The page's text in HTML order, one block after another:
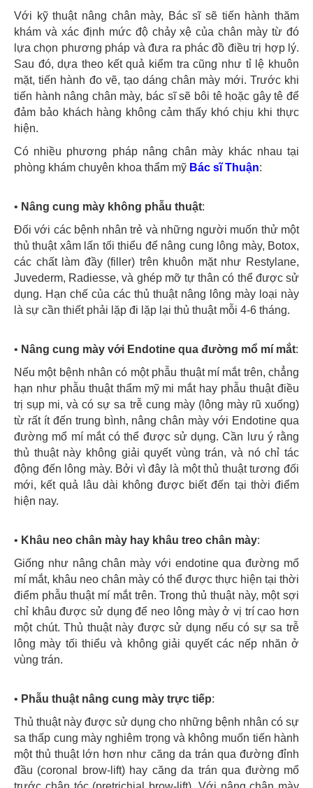
Với kỹ thuật nâng chân mày, Bác sĩ sẽ tiến hành thăm
khám và xác định mức độ chảy xệ của chân mày từ đó
lựa chọn phương pháp và đưa ra phác đồ điều trị hợp lý.
Sau đó, dựa theo kết quả kiểm tra cũng như tỉ lệ khuôn
mặt, tiến hành đo vẽ, tạo dáng chân mày mới. Trước khi
tiến hành nâng chân mày, bác sĩ sẽ bôi tê hoặc gây tê để
đảm bảo khách hàng không cảm thấy khó chịu khi thực
hiện.
Có nhiều phương pháp nâng chân mày khác nhau tại
phòng khám chuyên khoa thẩm mỹ Bác sĩ Thuận:
• Nâng cung mày không phẫu thuật:
Đối với các bệnh nhân trẻ và những người muốn thử một
thủ thuật xâm lấn tối thiểu để nâng cung lông mày, Botox,
các chất làm đầy (filler) trên khuôn mặt như Restylane,
Juvederm, Radiesse, và ghép mỡ tự thân có thể được sử
dụng. Hạn chế của các thủ thuật nâng lông mày loại này
là sự cần thiết phải lặp đi lặp lại thủ thuật mỗi 4-6 tháng.
• Nâng cung mày với Endotine qua đường mổ mí mắt:
Nếu một bệnh nhân có một phẫu thuật mí mắt trên, chẳng
hạn như phẫu thuật thẩm mỹ mi mắt hay phẫu thuật điều
trị sụp mi, và có sự sa trễ cung mày (lông mày rũ xuống)
từ rất ít đến trung bình, nâng chân mày với Endotine qua
đường mổ mí mắt có thể được sử dụng. Cần lưu ý rằng
thủ thuật này không giải quyết vùng trán, và nó chỉ tác
động đến lông mày. Bởi vì đây là một thủ thuật tương đối
mới, kết quả lâu dài không được biết đến tại thời điểm
hiện nay.
• Khâu neo chân mày hay khâu treo chân mày:
Giống như nâng chân mày với endotine qua đường mổ
mí mắt, khâu neo chân mày có thể được thực hiện tại thời
điểm phẫu thuật mí mắt trên. Trong thủ thuật này, một sợi
chỉ khâu được sử dụng để neo lông mày ở vị trí cao hơn
một chút. Thủ thuật này được sử dụng nếu có sự sa trễ
lông mày tối thiểu và không giải quyết các nếp nhăn ở
vùng trán.
• Phẫu thuật nâng cung mày trực tiếp:
Thủ thuật này được sử dụng cho những bệnh nhân có sự
sa thấp cung mày nghiêm trọng và không muốn tiến hành
một thủ thuật lớn hơn như căng da trán qua đường đỉnh
đầu (coronal brow-lift) hay căng da trán qua đường mổ